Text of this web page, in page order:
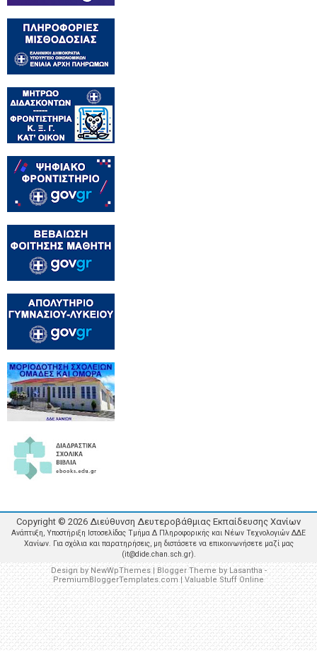
Copyright © 2026 Διεύθυνση Δευτεροβάθμιας Εκπαίδευσης Χανίων
Ανάπτυξη, Υποστήριξη Ιστοσελίδας Τμήμα Δ Πληροφορικής και Νέων Τεχνολογιών ΔΔΕ
Χανίων. Για σχόλια και παρατηρήσεις, μη διστάσετε να επικοινωνήσετε μαζί μας
(it@dide.chan.sch.gr).
Design by NewWpThemes| Blogger Theme byLasantha-
PremiumBloggerTemplates.com|Valuable Stuff Online